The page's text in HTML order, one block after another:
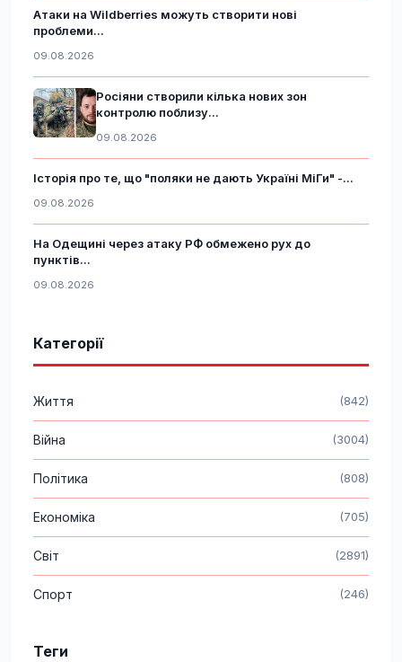
Атаки на Wildberries можуть створити нові
проблеми...
09.08.2026
Росіяни створили кілька нових зон
контролю поблизу...
09.08.2026
Історія про те, що "поляки не дають Україні МіГи" -...
09.08.2026
На Одещині через атаку РФ обмежено рух до
пунктів...
09.08.2026
Категорії
Життя (842)
Війна (3004)
Політика (808)
Економіка (705)
Світ (2891)
Спорт (246)
Теги